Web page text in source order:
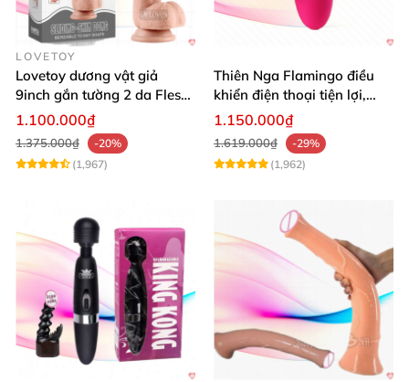
LOVETOY
Lovetoy dương vật giả
9inch gắn tường 2 da Flesh
siêu thực
1.100.000₫
1.375.000₫
-20%
(1,967)
Thiên Nga Flamingo điều
khiển điện thoại tiện lợi,
hiện đại
1.150.000₫
1.619.000₫
-29%
(1,962)